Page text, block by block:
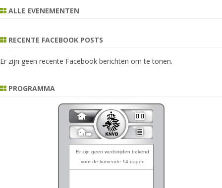
ALLE EVENEMENTEN
RECENTE FACEBOOK POSTS
Er zijn geen recente Facebook berichten om te tonen.
PROGRAMMA